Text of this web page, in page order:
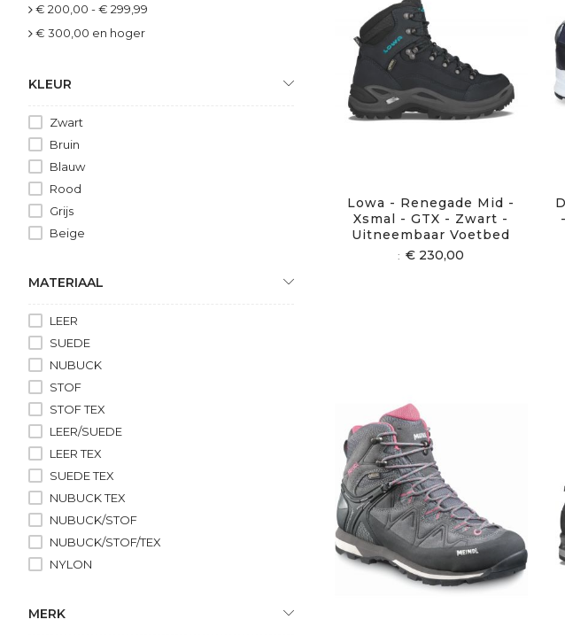
Lowa - Renegade Mid -
Xsmal - GTX - Zwart -
Uitneembaar Voetbed
€ 230,00
€ 200,00 -€ 299,99
€ 300,00 en hoger
KLEUR
Zwart
Bruin
Blauw
Rood
Grijs
Beige
MATERIAAL
LEER
SUEDE
NUBUCK
STOF
STOF TEX
LEER/SUEDE
LEER TEX
SUEDE TEX
NUBUCK TEX
NUBUCK/STOF
NUBUCK/STOF/TEX
NYLON
MERK